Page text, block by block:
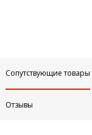
Сопутствующие товары
Отзывы